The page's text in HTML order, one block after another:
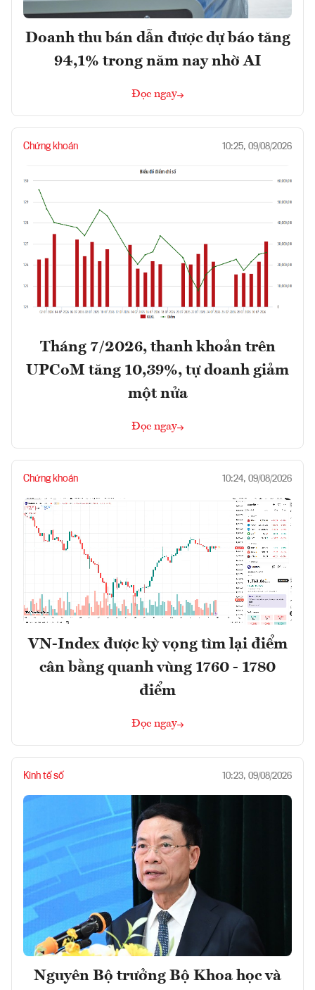
Doanh thu bán dẫn được dự báo tăng
94,1% trong năm nay nhờ AI
Đọc ngay
Chứng khoán 10:25, 09/08/2026
Tháng 7/2026, thanh khoản trên
UPCoM tăng 10,39%, tự doanh giảm
một nửa
Đọc ngay
Chứng khoán 10:24, 09/08/2026
VN-Index được kỳ vọng tìm lại điểm
cân bằng quanh vùng 1760 - 1780
điểm
Đọc ngay
Kinh tế số 10:23, 09/08/2026
Nguyên Bộ trưởng Bộ Khoa học và